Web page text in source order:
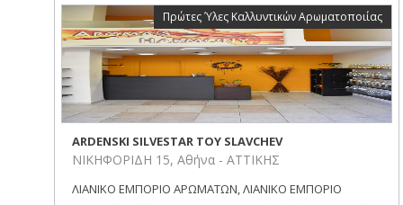
Πρώτες Ύλες Καλλυντικών Αρωματοποιίας
ARDENSKI SILVESTAR ΤΟΥ SLAVCHEV
ΝΙΚΗΦΟΡΙΔΗ 15, Αθήνα - ΑΤΤΙΚΗΣ
ΛΙΑΝΙΚΟ ΕΜΠΟΡΙΟ ΑΡΩΜΑΤΩΝ, ΛΙΑΝΙΚΟ ΕΜΠΟΡΙΟ